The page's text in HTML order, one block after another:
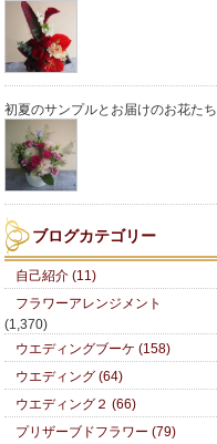
初夏のサンプルとお届けのお花たち
ブログカテゴリー
自己紹介 (11)
フラワーアレンジメント
(1,370)
ウエディングブーケ (158)
ウエディング (64)
ウエディング２ (66)
プリザーブドフラワー (79)